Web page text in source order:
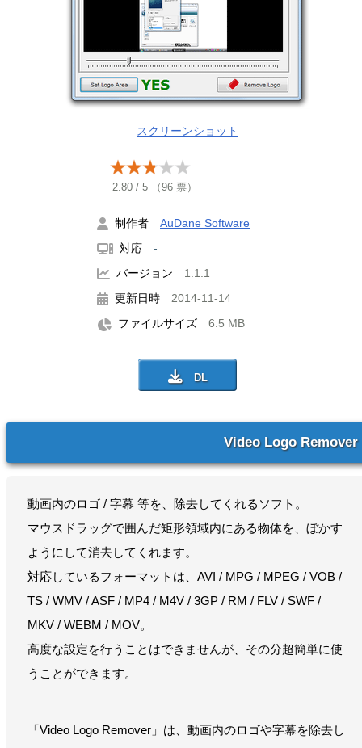
スクリーンショット
2.80 / 5 （96 票）
制作者 AuDane Software
対応 -
バージョン 1.1.1
更新日時 2014-11-14
ファイルサイズ 6.5 MB
Video Logo Remover
動画内のロゴ / 字幕 等を、除去してくれるソフト。
マウスドラッグで囲んだ矩形領域内にある物体を、ぼかす
ようにして消去してくれます。
対応しているフォーマットは、AVI / MPG / MPEG / VOB /
TS / WMV / ASF / MP4 / M4V / 3GP / RM / FLV / SWF /
MKV / WEBM / MOV。
高度な設定を行うことはできませんが、その分超簡単に使
うことができます。
「Video Logo Remover」は、動画内のロゴや字幕を除去し